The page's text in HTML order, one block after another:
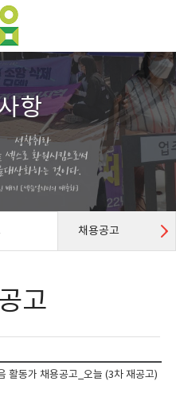
항
채용공고
고
활동가 채용공고_오늘 (3차 재공고)